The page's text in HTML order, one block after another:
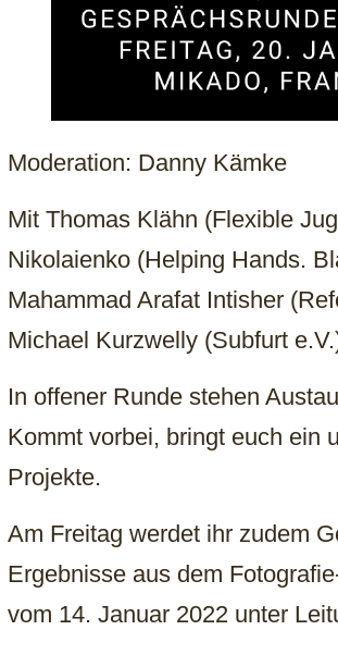
Moderation: Danny Kämke
Mit Thomas Klähn (Flexible
Nikolaienko (Helping Hands.
Mahammad Arafat Intisher
Michael Kurzwelly (Subfurt
In offener Runde stehen
Kommt vorbei, bringt euch ein
Projekte.
Am Freitag werdet ihr zudem
Ergebnisse aus dem
vom 14. Januar 2022 unter